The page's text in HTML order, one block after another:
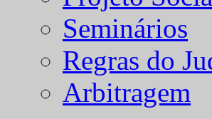
Seminários
Regras do
Arbitragem